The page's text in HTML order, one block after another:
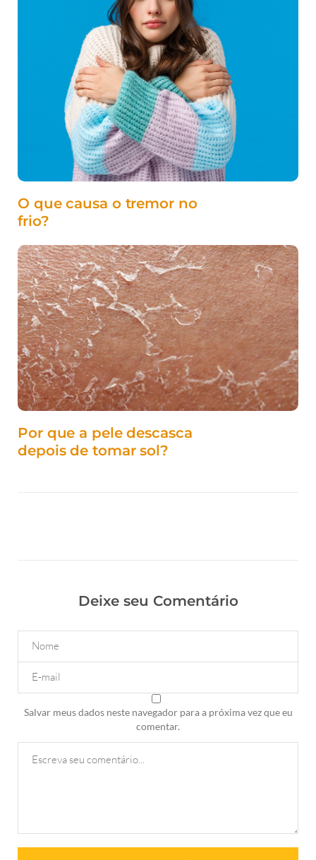
O que causa o tremor no
frio?
Por que a pele descasca
depois de tomar sol?
Deixe seu Comentário
Salvar meus dados neste navegador para a próxima vez que eu
comentar.